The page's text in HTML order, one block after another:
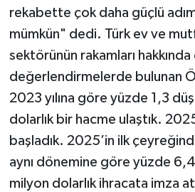
rekabette çok daha güçlü
mümkün" dedi. Türk ev ve
sektörünün rakamları hakkında
değerlendirmelerde bulunan
2023 yılına göre yüzde 1,3
dolarlık bir hacme ulaştık.
başladık. 2025’in ilk
aynı dönemine göre yüzde
milyon dolarlık ihracata imza